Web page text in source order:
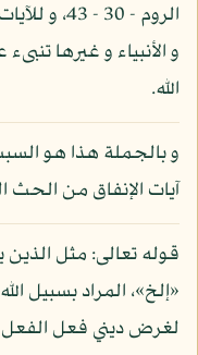
الروم - 30
و الأنبياء و غيرها
الله.
و بالجملة هذا هو
آيات الإنفاق من الحث
قوله تعالى: مثل
«إلخ»، المراد بسبيل
لغرض ديني فعل الفعل